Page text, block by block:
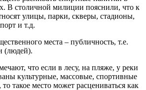
В столичной милиции пояснили, что к
улицы, парки, скверы, стадионы,
и т.д.
места – публичность, т.е.
(людей).
что если в лесу, на пляже, у реки
культурные, массовые, спортивные
такое место может расцениваться как